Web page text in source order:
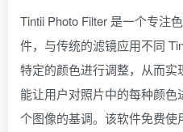
Tintii Photo Filter 是一个专注
件，与传统的滤镜应用不同
特定的颜色进行调整，从而
能让用户对照片中的每种颜
个图像的基调。该软件免费使